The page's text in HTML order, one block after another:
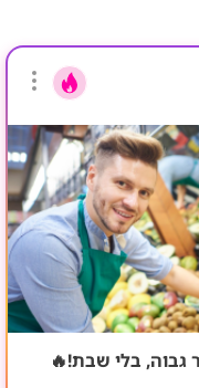
גבוה, בלי שבת!🔥